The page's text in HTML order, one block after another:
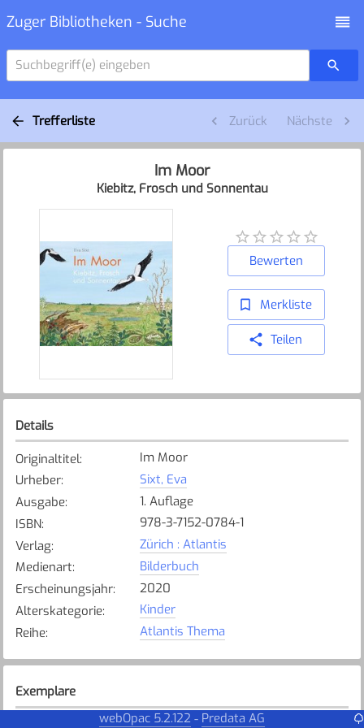
Zuger Bibliotheken - Suche
Suchbegriff(e) eingeben
Trefferliste Zurück Nächste
Im Moor
Kiebitz, Frosch und Sonnentau
Bewerten
Merkliste
Teilen
Details
Originaltitel:
Im Moor
Urheber:
Sixt, Eva
Ausgabe:
1. Auflage
ISBN:
978-3-7152-0784-1
Verlag:
Zürich : Atlantis
Medienart:
Bilderbuch
Erscheinungsjahr:
2020
Alterskategorie:
Kinder
Reihe: Atlantis Thema
Exemplare
webOpac 5.2.122 - Predata AG